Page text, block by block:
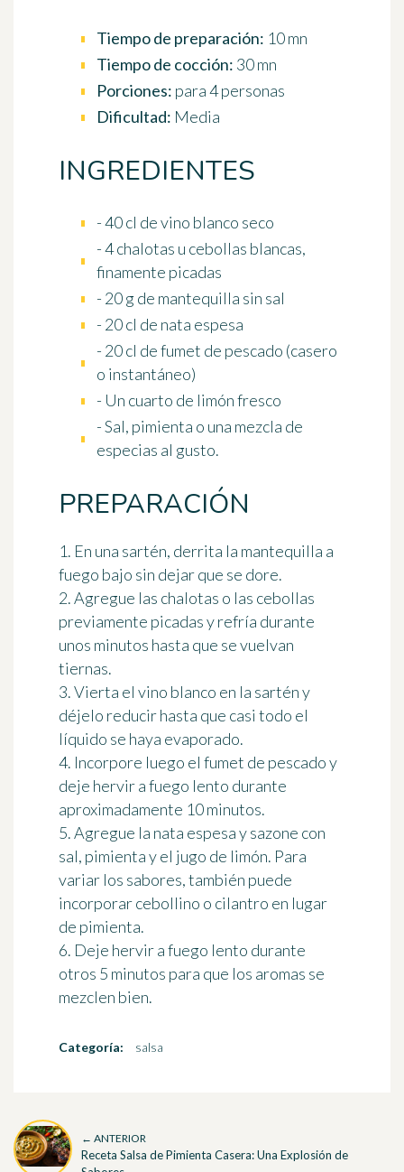
Tiempo de preparación: 10 mn
Tiempo de cocción: 30 mn
Porciones: para 4 personas
Dificultad: Media
INGREDIENTES
- 40 cl de vino blanco seco
- 4 chalotas u cebollas blancas,
finamente picadas
- 20 g de mantequilla sin sal
- 20 cl de nata espesa
- 20 cl de fumet de pescado (casero
o instantáneo)
- Un cuarto de limón fresco
- Sal, pimienta o una mezcla de
especias al gusto.
PREPARACIÓN
1. En una sartén, derrita la mantequilla a
fuego bajo sin dejar que se dore.
2. Agregue las chalotas o las cebollas
previamente picadas y refría durante
unos minutos hasta que se vuelvan
tiernas.
3. Vierta el vino blanco en la sartén y
déjelo reducir hasta que casi todo el
líquido se haya evaporado.
4. Incorpore luego el fumet de pescado y
deje hervir a fuego lento durante
aproximadamente 10 minutos.
5. Agregue la nata espesa y sazone con
sal, pimienta y el jugo de limón. Para
variar los sabores, también puede
incorporar cebollino o cilantro en lugar
de pimienta.
6. Deje hervir a fuego lento durante
otros 5 minutos para que los aromas se
mezclen bien.
Categoría: salsa
← ANTERIOR
Receta Salsa de Pimienta Casera: Una Explosión de